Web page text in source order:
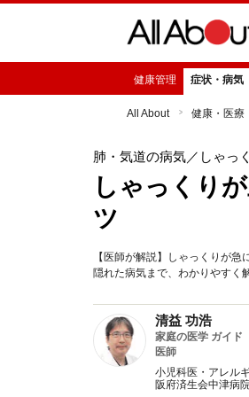
健康管理 症状・病気
All About 健康・医療
肺・気道の病気／しゃっ
しゃっくり
ツ
【医師が解説】しゃっくりが
隠れた病気まで、わかりやすく
清益 功浩
家庭の医学 ガイド
医師
小児科医・アレル
阪府済生会中津病